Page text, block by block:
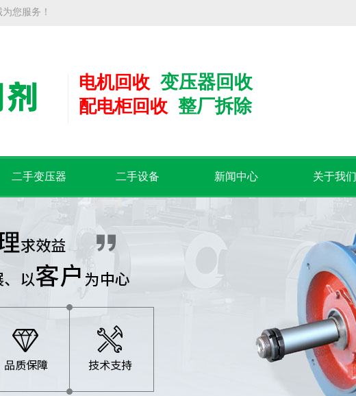
您服务！
电机回收 变压器回收
配电柜回收 整厂拆除
二手变压器 二手设备 新闻中心 关于我们